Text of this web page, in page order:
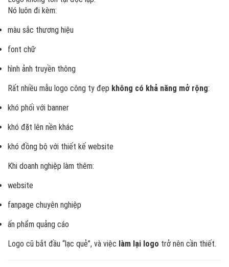
Nó luôn đi kèm:
màu sắc thương hiệu
font chữ
hình ảnh truyền thông
Rất nhiều mẫu logo công ty đẹp không có khả năng mở rộng:
khó phối với banner
khó đặt lên nền khác
khó đồng bộ với thiết kế website
Khi doanh nghiệp làm thêm:
website
fanpage chuyên nghiệp
ấn phẩm quảng cáo
Logo cũ bắt đầu “lạc quẻ”, và việc làm lại logo trở nên cần thiết.